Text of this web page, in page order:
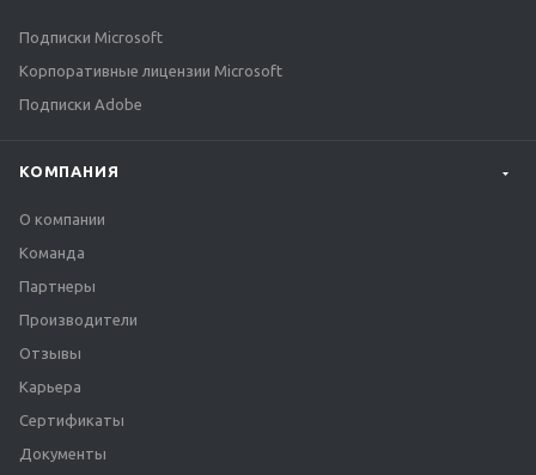
Подписки Microsoft
Корпоративные лицензии Microsoft
Подписки Adobe
КОМПАНИЯ
О компании
Команда
Партнеры
Производители
Отзывы
Карьера
Сертификаты
Документы